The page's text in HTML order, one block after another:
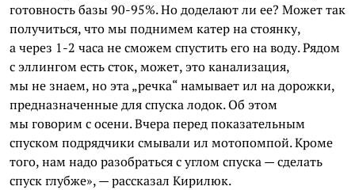
готовность базы 90-95%. Но доделают ли ее? Может так
получиться, что мы поднимем катер на стоянку,
а через 1-2 часа не сможем спустить его на воду. Рядом
с эллингом есть сток, может, это канализация,
мы не знаем, но эта „речка“ намывает ил на дорожки,
предназначенные для спуска лодок. Об этом
мы говорим с осени. Вчера перед показательным
спуском подрядчики смывали ил мотопомпой. Кроме
того, нам надо разобраться с углом спуска — сделать
спуск глубже», — рассказал Кирилюк.